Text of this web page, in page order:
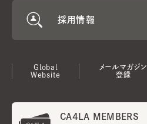
採用情報
Global
Website
メールマガジン
登録
CA4LA MEMBERS